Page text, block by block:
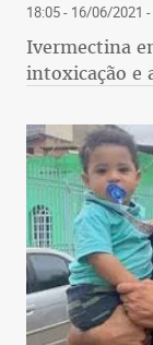
18:05 - 16/06/2021
Ivermectina
intoxicação e